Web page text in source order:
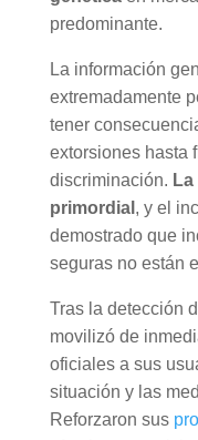
predominante.
La información
extremadamente
tener
extorsiones hasta
discriminación.
primordial , y el
demostrado que
seguras no están
Tras la detección
movilizó de
oficiales a sus
situación y las
Reforzaron sus